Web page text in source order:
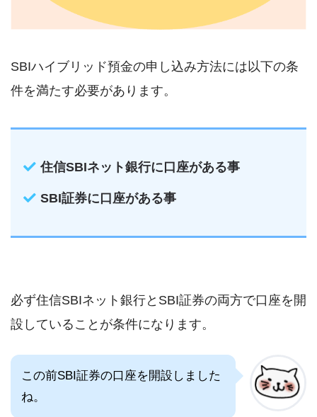
SBIハイブリッド預金の申し込み方法には以下の条
件を満たす必要があります。
住信SBIネット銀行に口座がある事
SBI証券に口座がある事
必ず住信SBIネット銀行とSBI証券の両方で口座を開
設していることが条件になります。
この前SBI証券の口座を開設しました
ね。